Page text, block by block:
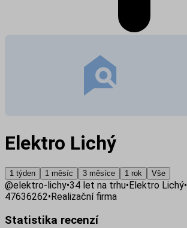
Elektro Lichý
1 týden 1 měsíc 3 měsíce 1 rok Vše
@elektro-lichy•34 let na trhu•Elektro Lichý•
47636262•Realizační firma
Statistika recenzí